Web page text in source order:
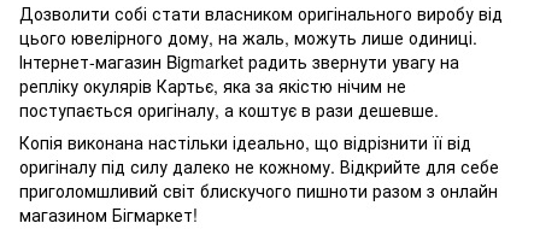
Дозволити собі стати власником оригінального виробу від
цього ювелірного дому, на жаль, можуть лише одиниці.
Інтернет-магазин Bigmarket радить звернути увагу на
репліку окулярів Картьє, яка за якістю нічим не
поступається оригіналу, а коштує в рази дешевше.
Копія виконана настільки ідеально, що відрізнити її від
оригіналу під силу далеко не кожному. Відкрийте для себе
приголомшливий світ блискучого пишноти разом з онлайн
магазином Бігмаркет!